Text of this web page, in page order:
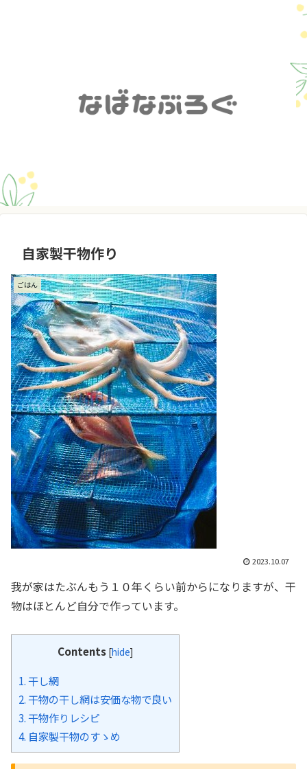
自家製干物作り
ごはん
2023.10.07
我が家はたぶんもう１０年くらい前からになりますが、干
物はほとんど自分で作っています。
Contents [hide]
1.干し網
2.干物の干し網は安価な物で良い
3.干物作りレシピ
4. 自家製干物のすゝめ